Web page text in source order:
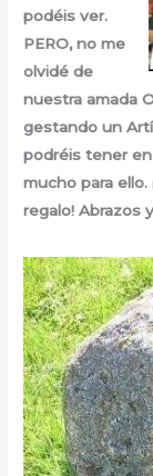
podéis ver.
PERO, no me
olvidé de
nuestra amada
gestando un
podréis tener
mucho para
regalo! Abrazos